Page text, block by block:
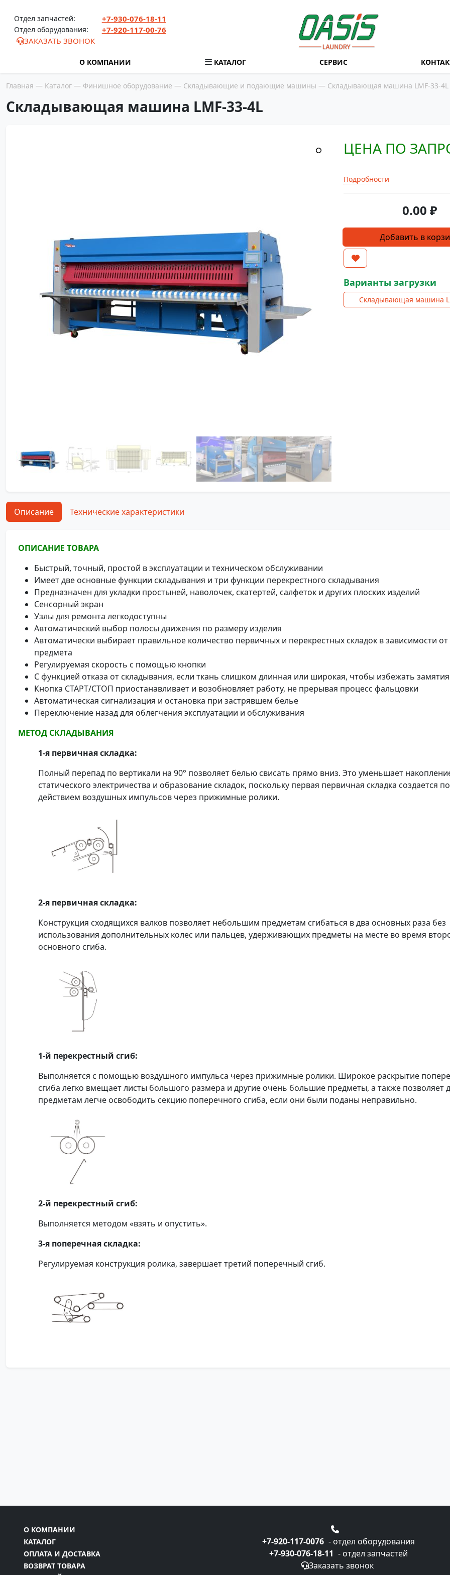
Отдел запчастей: +7-930-076-18-11
Отдел оборудования:
+7-920-117-00-76
ЗАКАЗАТЬ ЗВОНОК
О КОМПАНИИ КАТАЛОГ СЕРВИС
Главная — Каталог — Финишное оборудование — Складывающие и подающие машины — Складывающая машина LMF-33-4L
Складывающая машина LMF-33-4L
ЦЕНА ПО
Подробности
0.00 ₽
Количество
товара
Складывающая
машина
LMF-
33-
4L
Добавить в
Варианты загрузки
Складывающая машина
Описание Технические характеристики
ОПИСАНИЕ ТОВАРА
Быстрый, точный, простой в эксплуатации и техническом обслуживании
Имеет две основные функции складывания и три функции перекрестного складывания
Предназначен для укладки простыней, наволочек, скатертей, салфеток и других плоских изделий
Сенсорный экран
Узлы для ремонта легкодоступны
Автоматический выбор полосы движения по размеру изделия
Автоматически выбирает правильное количество первичных и перекрестных складок в зависимости
предмета
Регулируемая скорость с помощью кнопки
С функцией отказа от складывания, если ткань слишком длинная или широкая, чтобы избежать
Кнопка СТАРТ/СТОП приостанавливает и возобновляет работу, не прерывая процесс фальцовки
Автоматическая сигнализация и остановка при застрявшем белье
Переключение назад для облегчения эксплуатации и обслуживания
МЕТОД СКЛАДЫВАНИЯ
1-я первичная складка:
Полный перепад по вертикали на 90° позволяет белью свисать прямо вниз. Это уменьшает
статического электричества и образование складок, поскольку первая первичная складка создается
действием воздушных импульсов через прижимные ролики.
2-я первичная складка:
Конструкция сходящихся валков позволяет небольшим предметам сгибаться в два основных раза без
использования дополнительных колес или пальцев, удерживающих предметы на месте во время
основного сгиба.
1-й перекрестный сгиб:
Выполняется с помощью воздушного импульса через прижимные ролики. Широкое раскрытие
сгиба легко вмещает листы большого размера и другие очень большие предметы, а также позволяет
предметам легче освободить секцию поперечного сгиба, если они были поданы неправильно.
2-й перекрестный сгиб:
Выполняется методом «взять и опустить».
3-я поперечная складка:
Регулируемая конструкция ролика, завершает третий поперечный сгиб.
О КОМПАНИИ
КАТАЛОГ
ОПЛАТА И ДОСТАВКА
ВОЗВРАТ ТОВАРА
+7-920-117-0076 - отдел оборудования
+7-930-076-18-11 - отдел запчастей
Заказать звонок